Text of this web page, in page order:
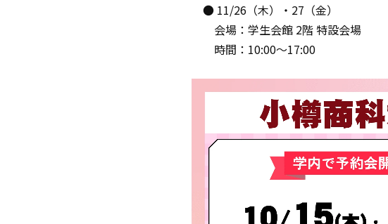
● 11/26（木）・27（金）
会場：学生会館 2階 特設会場
時間：10:00～17:00